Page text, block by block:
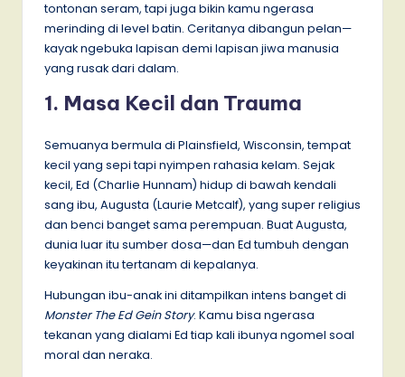
tontonan seram, tapi juga bikin kamu ngerasa
merinding di level batin. Ceritanya dibangun pelan—
kayak ngebuka lapisan demi lapisan jiwa manusia
yang rusak dari dalam.
1. Masa Kecil dan Trauma
Semuanya bermula di Plainsfield, Wisconsin, tempat
kecil yang sepi tapi nyimpen rahasia kelam. Sejak
kecil, Ed (Charlie Hunnam) hidup di bawah kendali
sang ibu, Augusta (Laurie Metcalf), yang super religius
dan benci banget sama perempuan. Buat Augusta,
dunia luar itu sumber dosa—dan Ed tumbuh dengan
keyakinan itu tertanam di kepalanya.
Hubungan ibu-anak ini ditampilkan intens banget di
Monster The Ed Gein Story. Kamu bisa ngerasa
tekanan yang dialami Ed tiap kali ibunya ngomel soal
moral dan neraka.